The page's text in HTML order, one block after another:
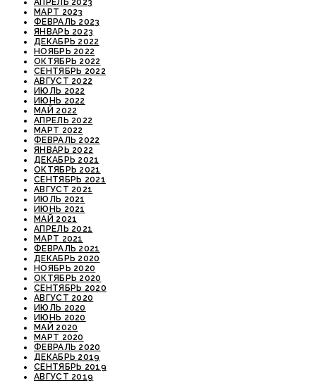
МАРТ 2023
ФЕВРАЛЬ 2023
ЯНВАРЬ 2023
ДЕКАБРЬ 2022
НОЯБРЬ 2022
ОКТЯБРЬ 2022
СЕНТЯБРЬ 2022
АВГУСТ 2022
ИЮЛЬ 2022
ИЮНЬ 2022
МАЙ 2022
АПРЕЛЬ 2022
МАРТ 2022
ФЕВРАЛЬ 2022
ЯНВАРЬ 2022
ДЕКАБРЬ 2021
ОКТЯБРЬ 2021
СЕНТЯБРЬ 2021
АВГУСТ 2021
ИЮЛЬ 2021
ИЮНЬ 2021
МАЙ 2021
АПРЕЛЬ 2021
МАРТ 2021
ФЕВРАЛЬ 2021
ДЕКАБРЬ 2020
НОЯБРЬ 2020
ОКТЯБРЬ 2020
СЕНТЯБРЬ 2020
АВГУСТ 2020
ИЮЛЬ 2020
ИЮНЬ 2020
МАЙ 2020
МАРТ 2020
ФЕВРАЛЬ 2020
ДЕКАБРЬ 2019
СЕНТЯБРЬ 2019
АВГУСТ 2019